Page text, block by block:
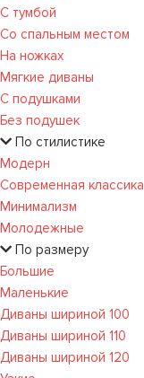
С тумбой
Со спальным местом
На ножках
Мягкие диваны
С подушками
Без подушек
По стилистике
Модерн
Современная классика
Минимализм
Молодежные
По размеру
Большие
Маленькие
Диваны шириной 100
Диваны шириной 110
Диваны шириной 120